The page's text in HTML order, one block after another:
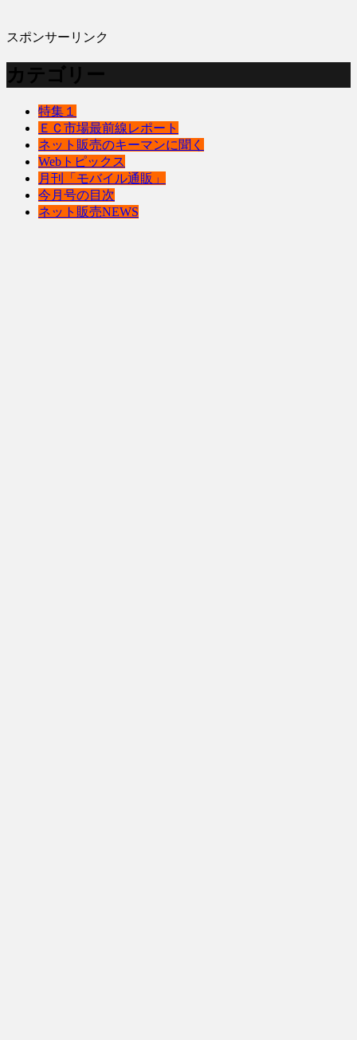
スポンサーリンク
カテゴリー
特集１
ＥＣ市場最前線レポート
ネット販売のキーマンに聞く
Webトピックス
月刊「モバイル通販」
今月号の目次
ネット販売NEWS